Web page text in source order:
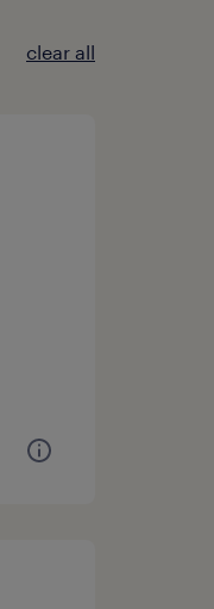
clear all